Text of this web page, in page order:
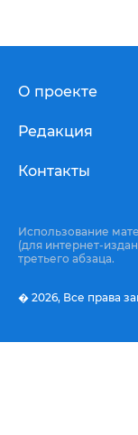
О проекте
Редакция
Контакты
Использование
(для интернет-
третьего абзаца.
� 2026, Все права